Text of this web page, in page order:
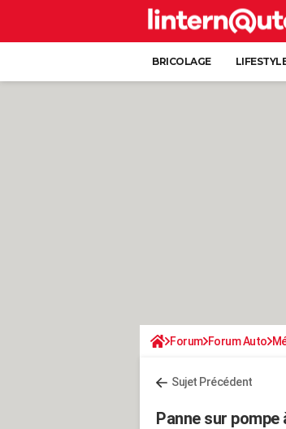
BRICOLAGE
Forum Forum Auto
Sujet Précédent
Panne sur pompe